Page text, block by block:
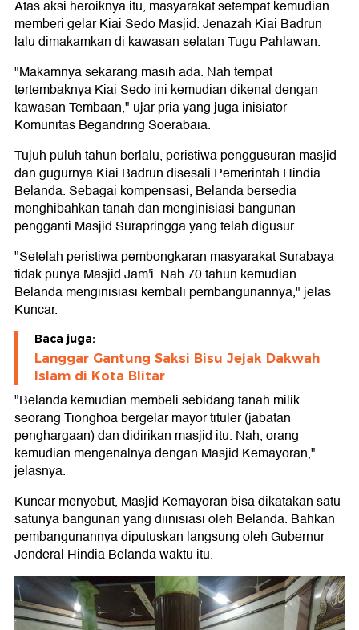
Atas aksi heroiknya itu, masyarakat setempat kemudian
memberi gelar Kiai Sedo Masjid. Jenazah Kiai Badrun
lalu dimakamkan di kawasan selatan Tugu Pahlawan.
"Makamnya sekarang masih ada. Nah tempat
tertembaknya Kiai Sedo ini kemudian dikenal dengan
kawasan Tembaan," ujar pria yang juga inisiator
Komunitas Begandring Soerabaia.
Tujuh puluh tahun berlalu, peristiwa penggusuran masjid
dan gugurnya Kiai Badrun disesali Pemerintah Hindia
Belanda. Sebagai kompensasi, Belanda bersedia
menghibahkan tanah dan menginisiasi bangunan
pengganti Masjid Surapringga yang telah digusur.
"Setelah peristiwa pembongkaran masyarakat Surabaya
tidak punya Masjid Jam'i. Nah 70 tahun kemudian
Belanda menginisiasi kembali pembangunannya," jelas
Kuncar.
Baca juga:
Langgar Gantung Saksi Bisu Jejak Dakwah
Islam di Kota Blitar
"Belanda kemudian membeli sebidang tanah milik
seorang Tionghoa bergelar mayor tituler (jabatan
penghargaan) dan didirikan masjid itu. Nah, orang
kemudian mengenalnya dengan Masjid Kemayoran,"
jelasnya.
Kuncar menyebut, Masjid Kemayoran bisa dikatakan satu-
satunya bangunan yang diinisiasi oleh Belanda. Bahkan
pembangunannya diputuskan langsung oleh Gubernur
Jenderal Hindia Belanda waktu itu.